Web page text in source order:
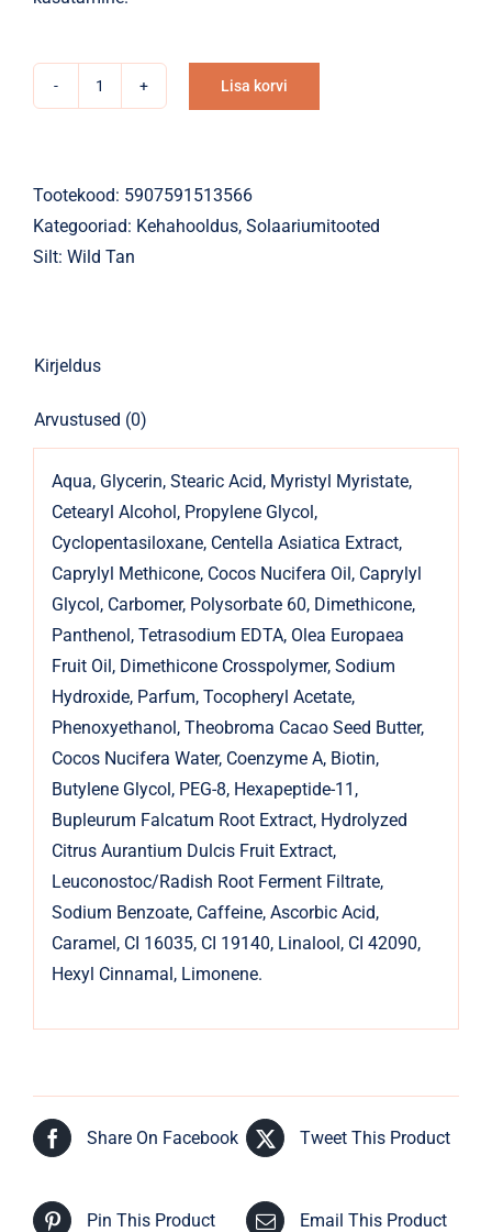
Perfect
Tattoo
Ultra-
kogus
Lisa korvi
Alternative:
Tootekood: 5907591513566
Kategooriad: Kehahooldus, Solaariumitooted
Silt: Wild Tan
Kirjeldus
Arvustused (0)
Aqua, Glycerin, Stearic Acid, Myristyl Myristate,
Cetearyl Alcohol, Propylene Glycol,
Cyclopentasiloxane, Centella Asiatica Extract,
Caprylyl Methicone, Cocos Nucifera Oil, Caprylyl
Glycol, Carbomer, Polysorbate 60, Dimethicone,
Panthenol, Tetrasodium EDTA, Olea Europaea
Fruit Oil, Dimethicone Crosspolymer, Sodium
Hydroxide, Parfum, Tocopheryl Acetate,
Phenoxyethanol, Theobroma Cacao Seed Butter,
Cocos Nucifera Water, Coenzyme A, Biotin,
Butylene Glycol, PEG-8, Hexapeptide-11,
Bupleurum Falcatum Root Extract, Hydrolyzed
Citrus Aurantium Dulcis Fruit Extract,
Leuconostoc/Radish Root Ferment Filtrate,
Sodium Benzoate, Caffeine, Ascorbic Acid,
Caramel, CI 16035, CI 19140, Linalool, CI 42090,
Hexyl Cinnamal, Limonene.
Share On Facebook Tweet This Product
Pin This Product Email This Product